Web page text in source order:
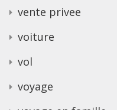
vente privee
voiture
vol
voyage